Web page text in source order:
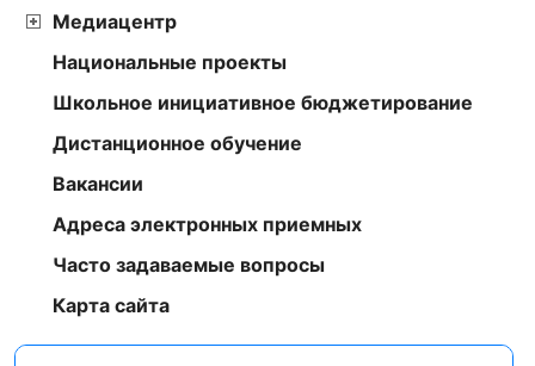
Медиацентр
Национальные проекты
Школьное инициативное бюджетирование
Дистанционное обучение
Вакансии
Адреса электронных приемных
Часто задаваемые вопросы
Карта сайта